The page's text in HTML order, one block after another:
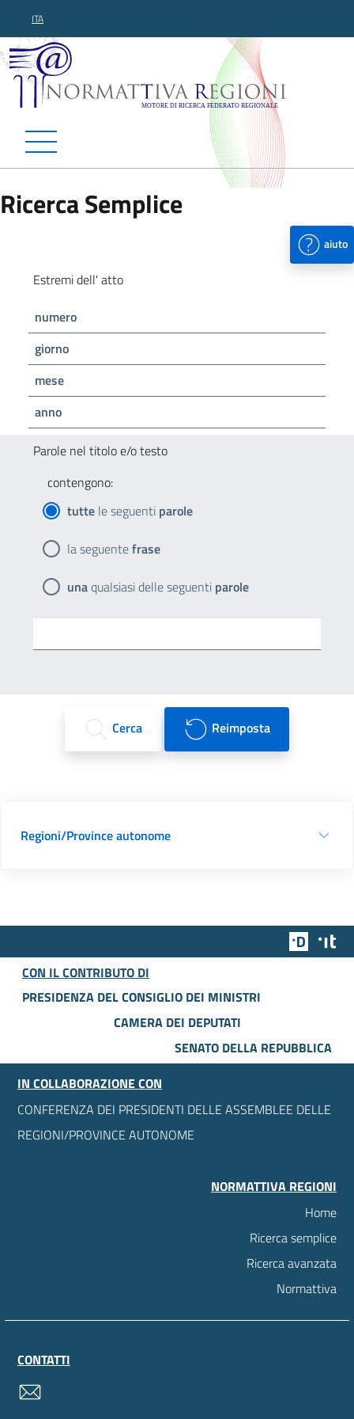
ITA
Normattiva Regioni -
Ricerca Semplice
aiuto
Estremi dell' atto
numero
giorno
mese
anno
Parole nel titolo e/o testo
contengono:
tutte le seguenti parole
la seguentefrase
unaqualsiasi delle seguenti parole
Cerca Reimposta
Regioni/Province autonome
Team
CON IL CONTRIBUTO DI
PRESIDENZA DEL CONSIGLIO DEI MINISTRI
CAMERA DEI DEPUTATI
SENATO DELLA REPUBBLICA
IN COLLABORAZIONE CON
CONFERENZA DEI PRESIDENTI DELLE ASSEMBLEE DELLE
REGIONI/PROVINCE AUTONOME
NORMATTIVA REGIONI
Home
Ricerca semplice
Ricerca avanzata
Normattiva
CONTATTI